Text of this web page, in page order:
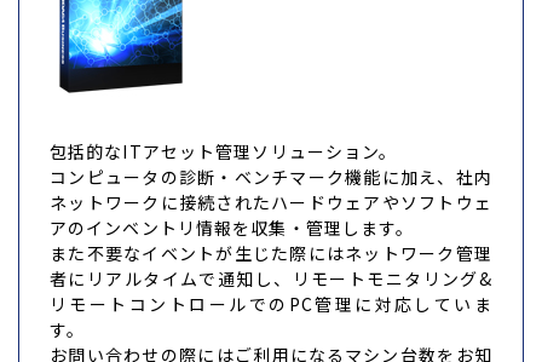
包括的なITアセット管理ソリューション。
コンピュータの診断・ベンチマーク機能に加え、社内
ネットワークに接続されたハードウェアやソフトウェ
アのインベントリ情報を収集・管理します。
また不要なイベントが生じた際にはネットワーク管理
者にリアルタイムで通知し、リモートモニタリング&
リモートコントロールでのPC管理に対応していま
す。
お問い合わせの際にはご利用になるマシン台数をお知